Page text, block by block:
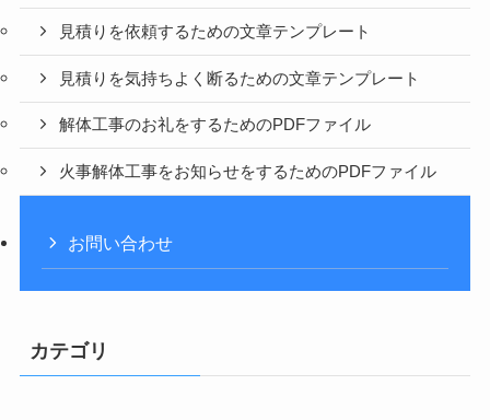
見積りを依頼するための文章テンプレート
見積りを気持ちよく断るための文章テンプレート
解体工事のお礼をするためのPDFファイル
火事解体工事をお知らせをするためのPDFファイル
お問い合わせ
カテゴリ